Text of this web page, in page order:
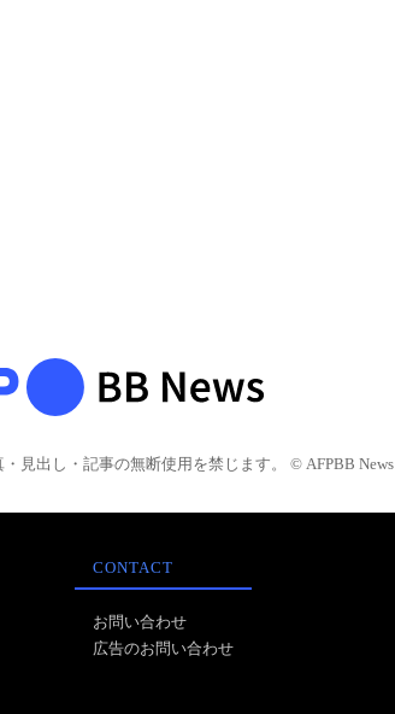
見出し・記事の無断使用を禁じます。 © AFPBB News
CONTACT
お問い合わせ
広告のお問い合わせ